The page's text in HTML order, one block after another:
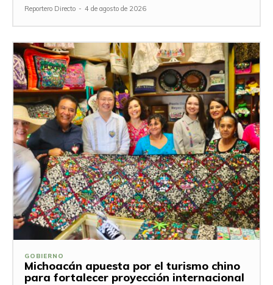
Reportero Directo - 4 de agosto de 2026
GOBIERNO
Michoacán apuesta por el turismo chino
para fortalecer proyección internacional